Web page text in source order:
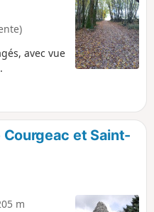
avec vue
et Saint-
m